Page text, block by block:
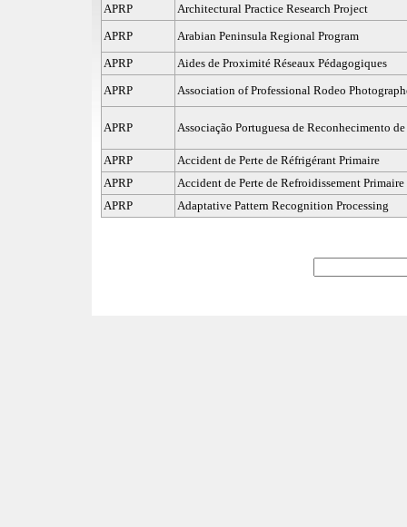
APRP
Architectural Practice Research Project
APRP
Arabian Peninsula Regional Program
APRP
Aides de Proximité Réseaux Pédagogiques
APRP
Association of Professional Rodeo
APRP Associação Portuguesa de Reconhecimento de
APRP
Accident de Perte de Réfrigérant Primaire
APRP
Accident de Perte de Refroidissement Primaire
APRP
Adaptative Pattern Recognition Processing